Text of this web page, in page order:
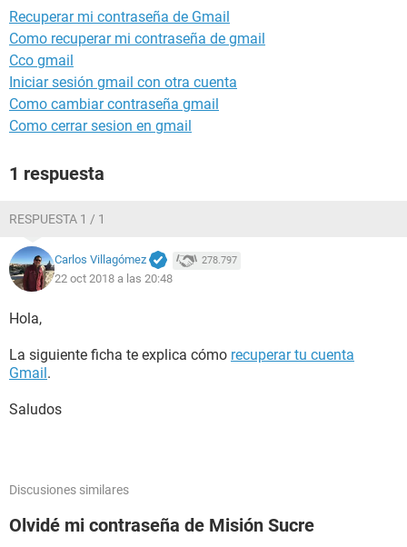
Recuperar mi contraseña de Gmail
Como recuperar mi contraseña de gmail
Cco gmail
Iniciar sesión gmail con otra cuenta
Como cambiar contraseña gmail
Como cerrar sesion en gmail
1 respuesta
RESPUESTA 1 / 1
Carlos Villagómez 278.797
22 oct 2018 a las 20:48
Hola,
La siguiente ficha te explica cómo recuperar tu cuenta
Gmail.
Saludos
Discusiones similares
Olvidé mi contraseña de Misión Sucre